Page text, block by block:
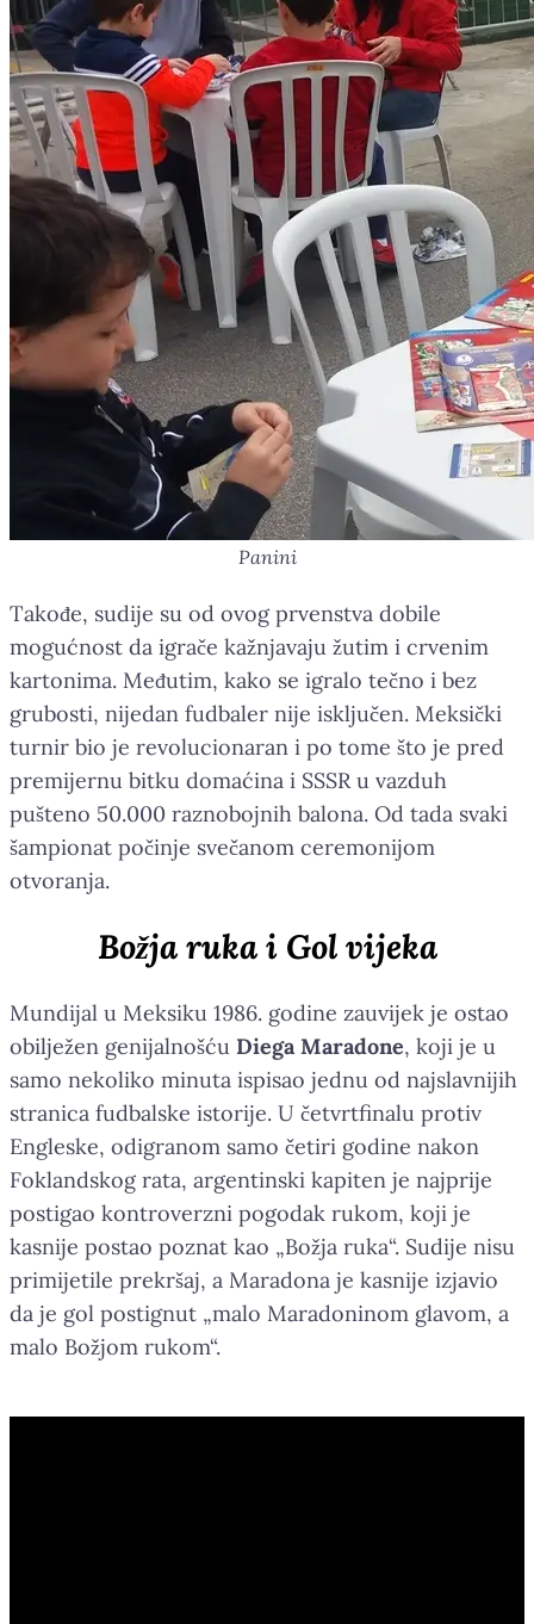
Panini
Takođe, sudije su od ovog prvenstva dobile
mogućnost da igrače kažnjavaju žutim i crvenim
kartonima. Međutim, kako se igralo tečno i bez
grubosti, nijedan fudbaler nije isključen. Meksički
turnir bio je revolucionaran i po tome što je pred
premijernu bitku domaćina i SSSR u vazduh
pušteno 50.000 raznobojnih balona. Od tada svaki
šampionat počinje svečanom ceremonijom
otvoranja.
Božja ruka i Gol vijeka
Mundijal u Meksiku 1986. godine zauvijek je ostao
obilježen genijalnošću Diega Maradone, koji je u
samo nekoliko minuta ispisao jednu od najslavnijih
stranica fudbalske istorije. U četvrtfinalu protiv
Engleske, odigranom samo četiri godine nakon
Foklandskog rata, argentinski kapiten je najprije
postigao kontroverzni pogodak rukom, koji je
kasnije postao poznat kao „Božja ruka“. Sudije nisu
primijetile prekršaj, a Maradona je kasnije izjavio
da je gol postignut „malo Maradoninom glavom, a
malo Božjom rukom“.